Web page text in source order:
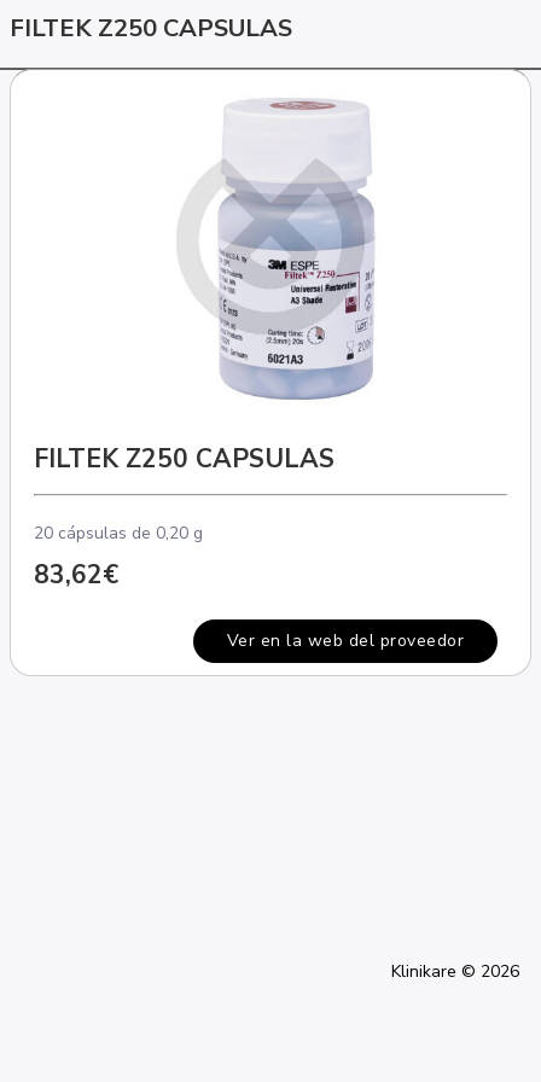
FILTEK Z250 CAPSULAS
FILTEK Z250 CAPSULAS
20 cápsulas de 0,20 g
83,62€
Ver en la web del proveedor
Klinikare © 2026